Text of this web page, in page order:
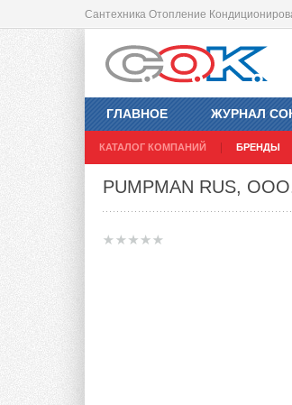
Сантехника Отопление
ГЛАВНОЕ ЖУРНАЛ
КАТАЛОГ КОМПАНИЙ БРЕНДЫ
PUMPMAN RUS, ООО